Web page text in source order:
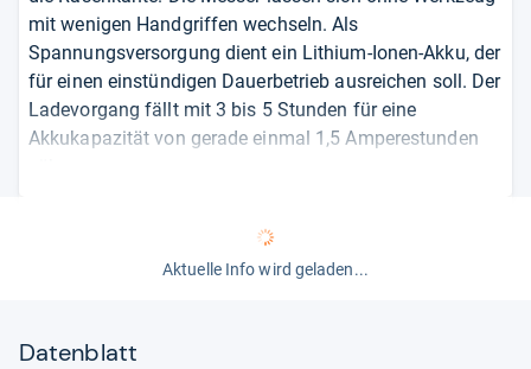
mit wenigen Handgriffen wechseln. Als
Spannungsversorgung dient ein Lithium-Ionen-Akku, der
für einen einstündigen Dauerbetrieb ausreichen soll. Der
Ladevorgang fällt mit 3 bis 5 Stunden für eine
Akkukapazität von gerade einmal 1,5 Amperestunden
Andreas S.
Aktuelle Info wird geladen...
Datenblatt